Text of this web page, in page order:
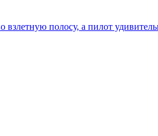
взлетную полосу, а пилот